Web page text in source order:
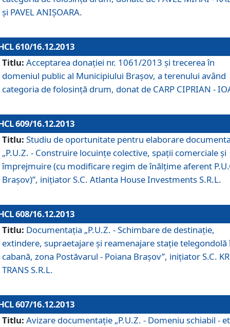
şi PAVEL ANIŞOARA.
610/16.12.2013
Titlu: Acceptarea donaţiei nr. 1061/2013 şi trecerea în
domeniul public al Municipiului Braşov, a terenului având
categoria de folosinţă drum, donat de CARP CIPRIAN -
609/16.12.2013
Titlu: Studiu de oportunitate pentru elaborare
„P.U.Z. - Construire locuinţe colective, spaţii comerciale şi
împrejmuire (cu modificare regim de înălţime aferent
Braşov)”, iniţiator S.C. Atlanta House Investments S.R.L.
608/16.12.2013
Titlu: Documentaţia „P.U.Z. - Schimbare de destinaţie,
extindere, supraetajare şi reamenajare staţie telegondolă
cabană, zona Postăvarul - Poiana Braşov”, iniţiator S.C.
TRANS S.R.L.
607/16.12.2013
Titlu: Avizare documentaţie „P.U.Z. - Domeniu schiabil -